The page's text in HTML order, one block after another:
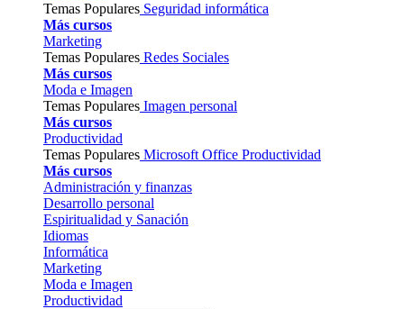
Temas Populares Seguridad informática
Más cursos
Marketing
Temas Populares Redes Sociales
Más cursos
Moda e Imagen
Temas Populares Imagen personal
Más cursos
Productividad
Temas Populares Microsoft Office Productividad
Más cursos
Administración y finanzas
Desarrollo personal
Espiritualidad y Sanación
Idiomas
Informática
Marketing
Moda e Imagen
Productividad